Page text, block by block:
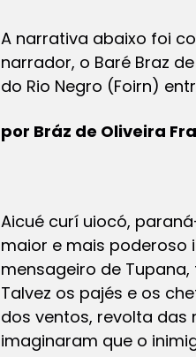
A narrativa abaixo foi
narrador, o Baré Braz
do Rio Negro (Foirn)
por Bráz de Oliveira
Aicué curí uiocó,
maior e mais poderoso
mensageiro de
Talvez os pajés e os
dos ventos, revolta das
imaginaram que o